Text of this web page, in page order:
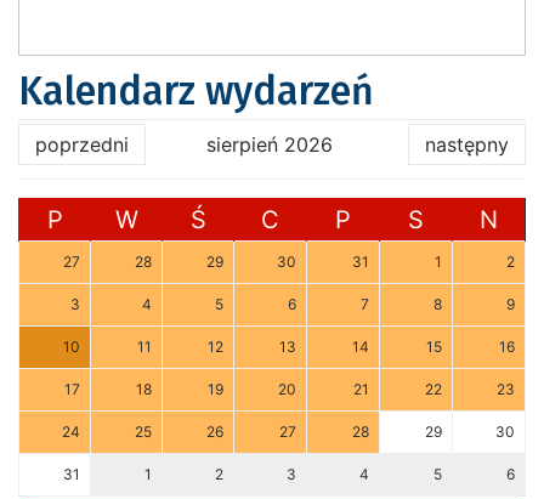
Kalendarz wydarzeń
poprzedni sierpień 2026 następny
P W Ś C P S N
27 28 29 30 31 1 2
3 4 5 6 7 8 9
10 11 12 13 14 15 16
17 18 19 20 21 22 23
24 25 26 27 28 29 30
31 1 2 3 4 5 6